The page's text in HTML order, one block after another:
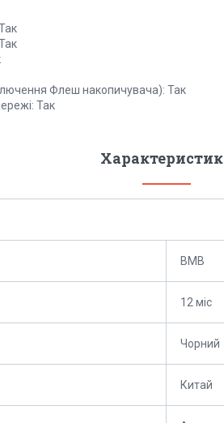
Флеш накопичувача): Так
Так
BMB
12 міс
Чорний
Китай